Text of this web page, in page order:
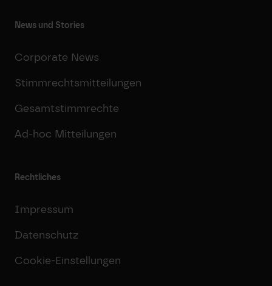
News und Stories
Corporate News
Stimmrechtsmitteilungen
Gesamtstimmrechte
Ad-hoc Mitteilungen
Rechtliches
Impressum
Datenschutz
Cookie-Einstellungen